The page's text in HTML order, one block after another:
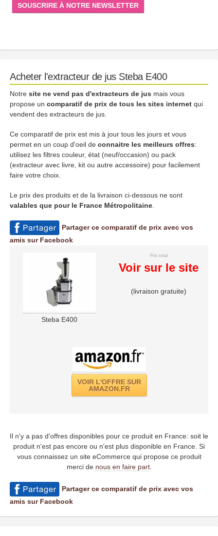
SOUSCRIRE À NOTRE NEWSLETTER
Acheter l'extracteur de jus Steba E400
Notre site ne vend pas d'extracteurs de jus mais vous
propose un comparatif de prix de tous les sites internet qui
vendent des extracteurs de jus.
Ce comparatif de prix est mis à jour tous les jours et vous
permet en un coup d'oeil de connaitre les meilleurs offres:
utilisez les filtres couleur, état (neuf/occasion) ou pack
(extracteur avec livre, kit ou autre accessoire) pour facilement
faire votre choix.
Le prix des produits et de la livraison ci-dessous ne sont
valables que pour le France Métropolitaine
Partager ce comparatif de prix avec vos
amis sur Facebook
Steba E400
Prix total
Voir sur le site
(livraison gratuite)
VOIR L'OFFRE SUR
AMAZON.FR
Il n'y a pas d'offres disponibles pour ce produit en France: soit le
produit n'est pas encore ou n'est plus disponible en France. Si
vous connaissez un site eCommerce qui propose ce produit
merci de nous en faire part.
Partager ce comparatif de prix avec vos
amis sur Facebook